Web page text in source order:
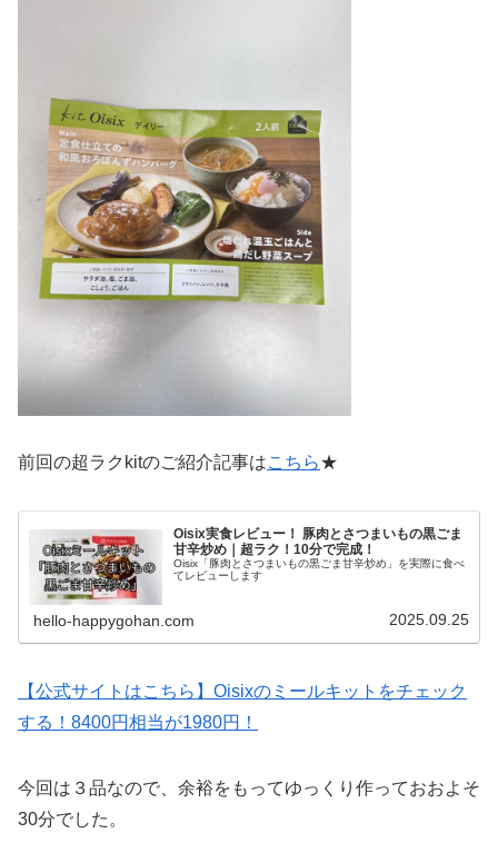
前回の超ラクkitのご紹介記事はこちら★
Oisix実食レビュー！ 豚肉とさつまいもの黒ごま
甘辛炒め｜超ラク！10分で完成！
Oisix「豚肉とさつまいもの黒ごま甘辛炒め」を実際に食べ
てレビューします
hello-happygohan.com 2025.09.25
【公式サイトはこちら】Oisixのミールキットをチェック
する！8400円相当が1980円！
今回は３品なので、余裕をもってゆっくり作っておおよそ
30分でした。